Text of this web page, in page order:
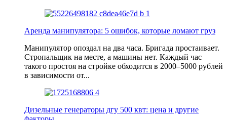
Аренда манипулятора: 5 ошибок, которые ломают груз
Манипулятор опоздал на два часа. Бригада простаивает.
Стропальщик на месте, а машины нет. Каждый час
такого простоя на стройке обходится в 2000–5000 рублей
в зависимости от...
Дизельные генераторы дгу 500 квт: цена и другие